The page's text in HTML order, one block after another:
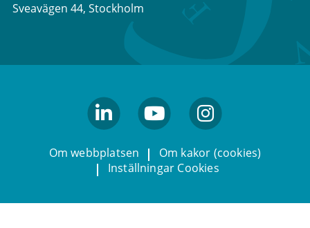
Sveavägen 44, Stockholm
Om webbplatsen
Om kakor (cookies)
Inställningar Cookies